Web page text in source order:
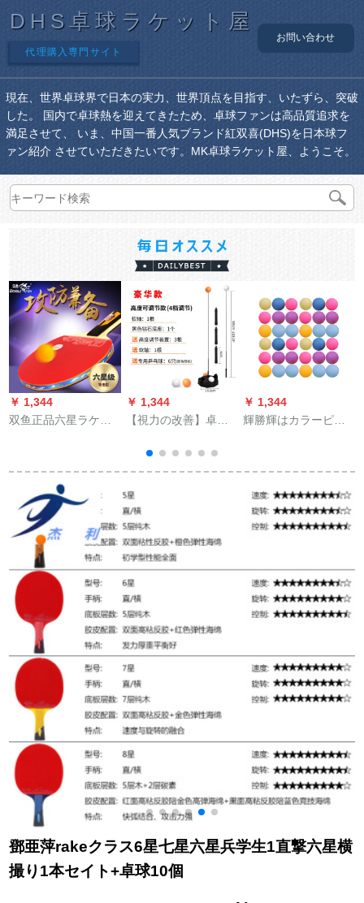
DHS卓球ラケット屋
代理購入専門サイト
お問い合わせ
現在、世界卓球界で日本の実力、世界頂点を目指す、いたずら、突破
した。 国内で卓球熱を迎えてきたため、卓球ファンは高品質追求を
満足させて、 いま、中国一番人気ブランド紅双喜(DHS)を日本球フ
ァン紹介 させていただきたいです。MK卓球ラケット屋、ようこそ。
￥ 1,344
双鱼正品六星ラケト6
専门6 A-C长柄横撮り
￥ 1,344
【視力の改善】卓球
ック子供供が大人の
室内弾力軟軸にボア
をリリースします。
フィットネス機材の
シングル・ペア娯楽
家庭用豪華無写金成
人式（1.5メトル以上
の提案）
￥ 1,344
輝勝輝はカラーピン
活動はボールデジタ
ルで賞をとりまし
た。カラー無字球
（100個）はマークペ
鄧亜萍rakeクラス6星七星六星兵学生1直撃六星横
撮り1本セイト+卓球10個